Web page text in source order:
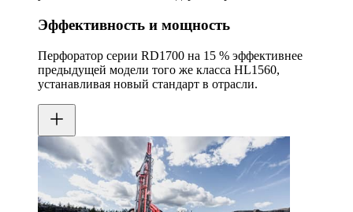
Эффективность и мощность
Перфоратор серии RD1700 на 15 % эффективнее
предыдущей модели того же класса HL1560,
устанавливая новый стандарт в отрасли.